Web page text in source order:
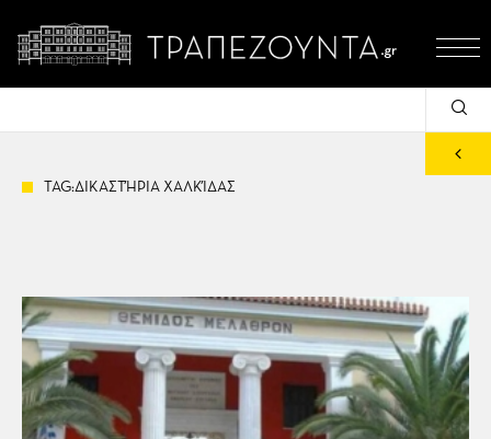
TAG:ΔΙΚΑΣΤΉΡΙΑ ΧΑΛΚΊΔΑΣ